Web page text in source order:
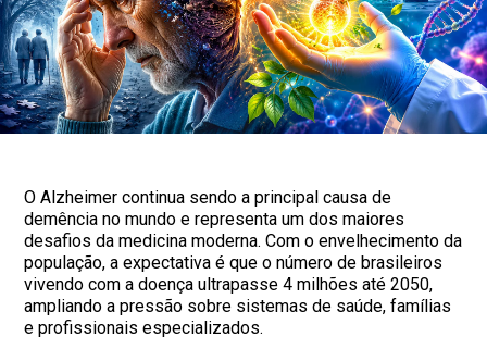
O Alzheimer continua sendo a principal causa de
demência no mundo e representa um dos maiores
desafios da medicina moderna. Com o envelhecimento da
população, a expectativa é que o número de brasileiros
vivendo com a doença ultrapasse 4 milhões até 2050,
ampliando a pressão sobre sistemas de saúde, famílias
e profissionais especializados.